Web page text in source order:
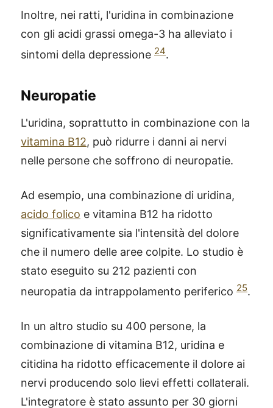
Inoltre, nei ratti, l'uridina in combinazione
con gli acidi grassi omega-3 ha alleviato i
sintomi della depressione 24.
Neuropatie
L'uridina, soprattutto in combinazione con la
vitamina B12, può ridurre i danni ai nervi
nelle persone che soffrono di neuropatie.
Ad esempio, una combinazione di uridina,
acido folico e vitamina B12 ha ridotto
significativamente sia l'intensità del dolore
che il numero delle aree colpite. Lo studio è
stato eseguito su 212 pazienti con
neuropatia da intrappolamento periferico 25.
In un altro studio su 400 persone, la
combinazione di vitamina B12, uridina e
citidina ha ridotto efficacemente il dolore ai
nervi producendo solo lievi effetti collaterali.
L'integratore è stato assunto per 30 giorni